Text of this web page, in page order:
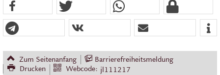
Zum Seitenanfang
Barrierefreiheitsmeldung
Drucken
Webcode: jl111217